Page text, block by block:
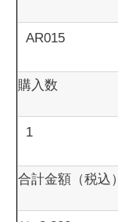
購入数
合計金額（税込）